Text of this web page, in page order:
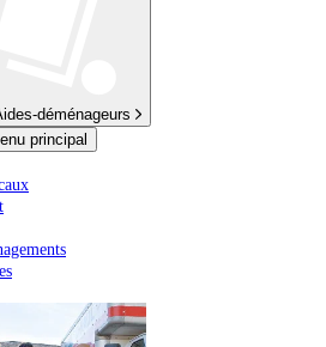
déménageurs
principal